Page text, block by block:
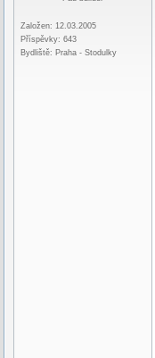
Založen: 12.03.2005
Příspěvky: 643
Bydliště: Praha - Stodulky